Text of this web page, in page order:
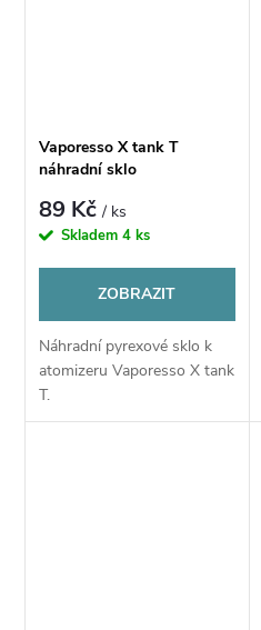
Vaporesso X tank T
náhradní sklo
89 Kč/ ks
Skladem4 ks
ZOBRAZIT
Náhradní pyrexové sklo k
atomizeru Vaporesso X tank
T.